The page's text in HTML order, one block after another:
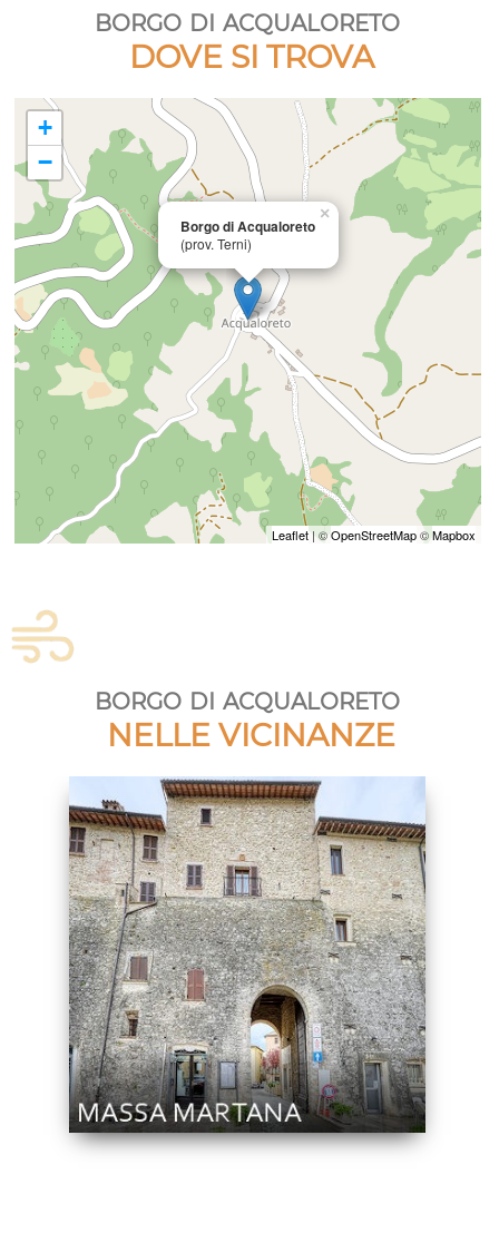
borgo di acqualoreto
DOVE SI TROVA
Borgo di Acqualoreto
(prov. Terni)
×
+
−
Leaflet| ©OpenStreetMap©Mapbox
borgo di acqualoreto
NELLE VICINANZE